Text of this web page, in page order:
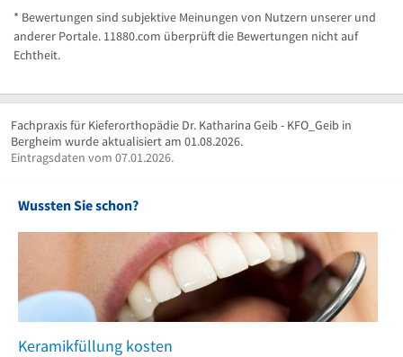
* Bewertungen sind subjektive Meinungen von Nutzern unserer und
anderer Portale. 11880.com überprüft die Bewertungen nicht auf
Echtheit.
Fachpraxis für Kieferorthopädie Dr. Katharina Geib - KFO_Geib in
Bergheim wurde aktualisiert am 01.08.2026.
Eintragsdaten vom 07.01.2026.
Wussten Sie schon?
Keramikfüllung kosten